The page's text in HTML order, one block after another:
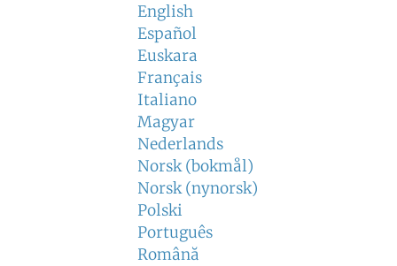
English
Español
Euskara
Français
Italiano
Magyar
Nederlands
Norsk (bokmål)
Norsk (nynorsk)
Polski
Português
Română